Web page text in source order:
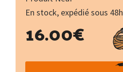
En stock, expédié sous 48h
16.00€
de
N°158